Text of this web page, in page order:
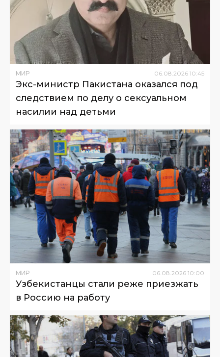
МИР 06.08.2026 10:45
Экс-министр Пакистана оказался под
следствием по делу о сексуальном
насилии над детьми
МИР 06 08 2026 10:00
Узбекистанцы стали реже приезжать
в Россию на работу